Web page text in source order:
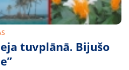
tuvplānā. Bijušo